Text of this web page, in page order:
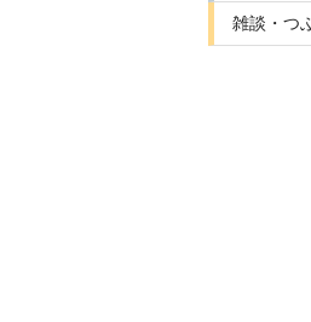
雑談・つ